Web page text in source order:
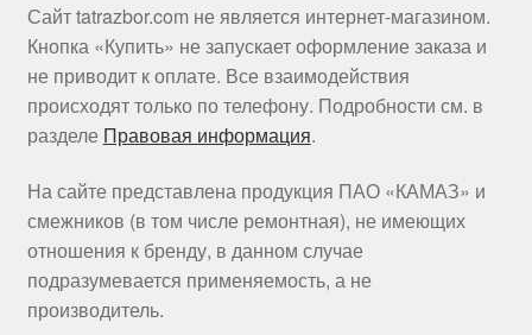
Сайт tatrazbor.com не является интернет-магазином.
Кнопка «Купить» не запускает оформление заказа и
не приводит к оплате. Все взаимодействия
происходят только по телефону. Подробности см. в
разделе Правовая информация.
На сайте представлена продукция ПАО «КАМАЗ» и
смежников (в том числе ремонтная), не имеющих
отношения к бренду, в данном случае
подразумевается применяемость, а не
производитель.